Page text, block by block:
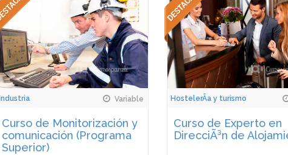
Industria Variable
Curso de Monitorización y
comunicación (Programa
Superior)
HostelerÃ­a y turismo
Curso de Experto en
DirecciÃ³n de